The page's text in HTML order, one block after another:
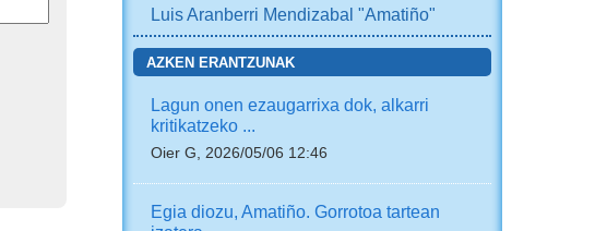
Luis Aranberri Mendizabal "Amatiño"
AZKEN ERANTZUNAK
Lagun onen ezaugarrixa dok, alkarri
kritikatzeko ...
Oier G, 2026/05/06 12:46
Egia diozu, Amatiño. Gorrotoa tartean